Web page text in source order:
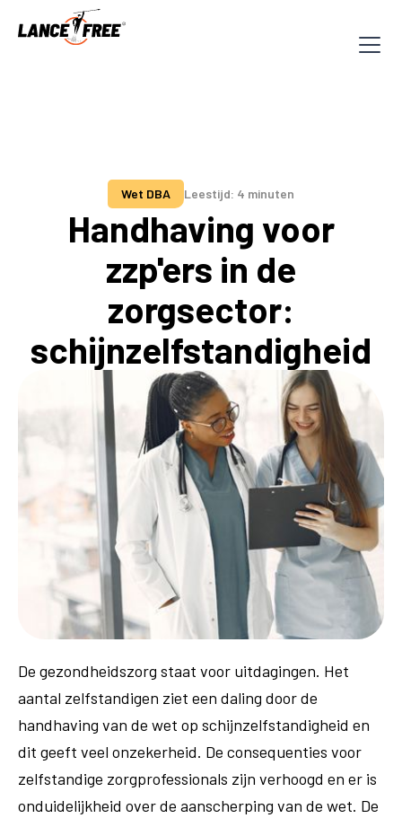
Wet DBA Leestijd: 4 minuten
Handhaving voor
zzp'ers in de
zorgsector:
schijnzelfstandigheid
De gezondheidszorg staat voor uitdagingen. Het
aantal zelfstandigen ziet een daling door de
handhaving van de wet op schijnzelfstandigheid en
dit geeft veel onzekerheid. De consequenties voor
zelfstandige zorgprofessionals zijn verhoogd en er is
onduidelijkheid over de aanscherping van de wet. De